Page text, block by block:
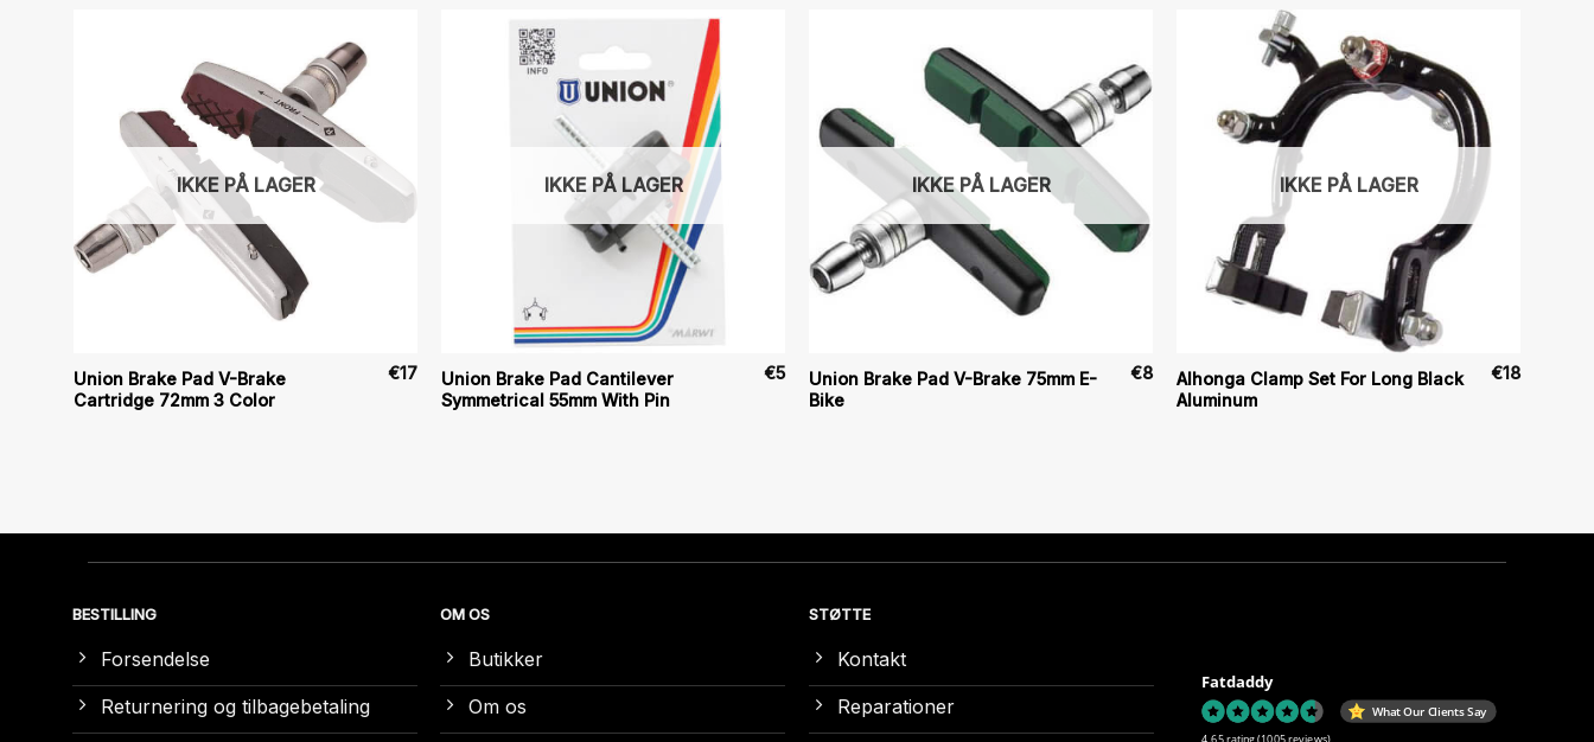
IKKE PÅ LAGER
Union Brake Pad V-Brake
Cartridge 72mm 3 Color
€17
IKKE PÅ LAGER
Union Brake Pad Cantilever
Symmetrical 55mm With Pin
€5
IKKE PÅ LAGER
Union Brake Pad V-Brake 75mm E-
Bike
€8
IKKE PÅ LAGER
Alhonga Clamp Set For Long Black
Aluminum
€18
BESTILLING
Forsendelse
Returnering og tilbagebetaling
OM OS
Butikker
Om os
STØTTE
Kontakt
Reparationer
Fatdaddy
What Our Clients Say
4.65 rating (1005 reviews)